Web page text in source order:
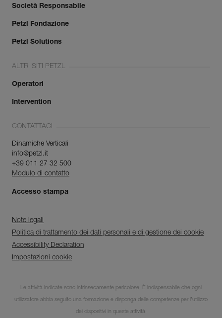
Scopri ePPEcentre
Semplifica il controllo e la
manutenzione dei tuoi DPI.
Società Responsabile
Petzl Fondazione
Petzl Solutions
ALTRI SITI PETZL
Operatori
Intervention
CONTATTACI
Dinamiche Verticali
info@petzl.it
+39 011 27 32 500
Modulo di contatto
Accesso stampa
Note legali
Politica di trattamento dei dati personali e di gestione dei cookie
Accessibility Declaration
Impostazioni cookie
Le attività indicate sono intrinsecamente pericolose. È indispensabile che ogni
utilizzatore abbia seguito una formazione e disponga delle competenze per l’utilizzo
dei dispositivi in queste attività.